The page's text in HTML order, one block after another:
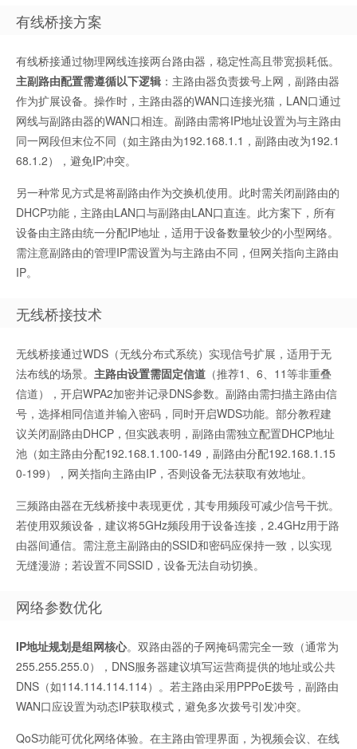
有线桥接方案
有线桥接通过物理网线连接两台路由器，稳定性高且带宽损耗低。
主副路由配置需遵循以下逻辑 ：主路由器负责拨号上网，副路由器
作为扩展设备。操作时，主路由器的WAN口连接光猫，LAN口通过
网线与副路由器的WAN口相连。副路由需将IP地址设置为与主路由
同一网段但末位不同（如主路由为192.168.1.1，副路由改为192.1
68.1.2），避免IP冲突。
另一种常见方式是将副路由作为交换机使用。此时需关闭副路由的
DHCP功能，主路由LAN口与副路由LAN口直连。此方案下，所有
设备由主路由统一分配IP地址，适用于设备数量较少的小型网络。
需注意副路由的管理IP需设置为与主路由不同，但网关指向主路由
IP。
无线桥接技术
无线桥接通过WDS（无线分布式系统）实现信号扩展，适用于无
法布线的场景。 主路由设置需固定信道 （推荐1、6、11等非重叠
信道），开启WPA2加密并记录DNS参数。副路由需扫描主路由信
号，选择相同信道并输入密码，同时开启WDS功能。部分教程建
议关闭副路由DHCP，但实践表明，副路由需独立配置DHCP地址
池（如主路由分配192.168.1.100-149，副路由分配192.168.1.15
0-199），网关指向主路由IP，否则设备无法获取有效地址。
三频路由器在无线桥接中表现更优，其专用频段可减少信号干扰。
若使用双频设备，建议将5GHz频段用于设备连接，2.4GHz用于路
由器间通信。需注意主副路由的SSID和密码应保持一致，以实现
无缝漫游；若设置不同SSID，设备无法自动切换。
网络参数优化
IP地址规划是组网核心。双路由器的子网掩码需完全一致（通常为
255.255.255.0），DNS服务器建议填写运营商提供的地址或公共
DNS（如114.114.114.114）。若主路由采用PPPoE拨号，副路由
WAN口应设置为动态IP获取模式，避免多次拨号引发冲突。
QoS功能可优化网络体验。在主路由管理界面，为视频会议、在线